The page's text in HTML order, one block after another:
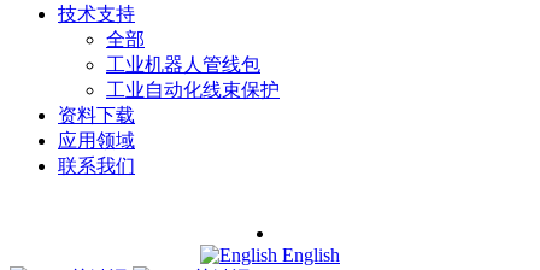
技术支持
全部
工业机器人管线包
工业自动化线束保护
资料下载
应用领域
联系我们
English